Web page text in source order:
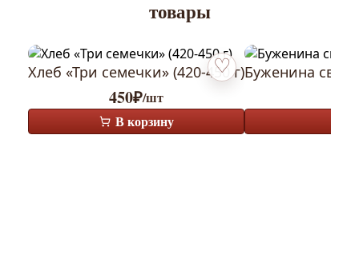
товары
Добавить в избранное
Хлеб «Три семечки» (420-450 г)
450₽/шт
В корзину
Буженина